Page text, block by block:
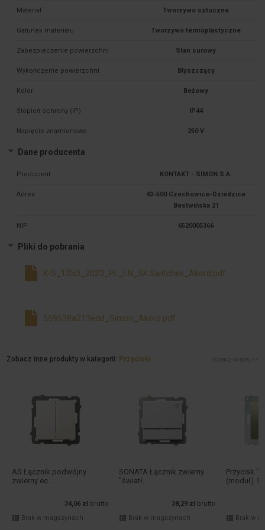
Materiał Tworzywo sztuczne
Gatunek materiału Tworzywo termoplastyczne
Zabezpieczenie powierzchni Stan surowy
Wykończenie powierzchni Błyszczący
Kolor Beżowy
Stopień ochrony (IP) IP44
Napięcie znamionowe 250 V
Dane producenta
Producent KONTAKT - SIMON S.A.
Adres
43-500 Czechowice-Dziedzice
Bestwińska 21
NIP 6520005366
Pliki do pobrania
K-S_135D_2023_PL_EN_SK Switches_Akord.pdf
559538a213edd_Simon_Akord.pdf
Zobacz inne produkty w kategorii: Przyciski zobacz więcej >>
AS Łącznik podwójny
zwierny ec...
34,06 zł
brutto
Brak w magazynach
SONATA Łącznik zwierny
"światł...
38,29 zł
brutto
Brak w magazynach
Przycisk
(moduł)
Brak w